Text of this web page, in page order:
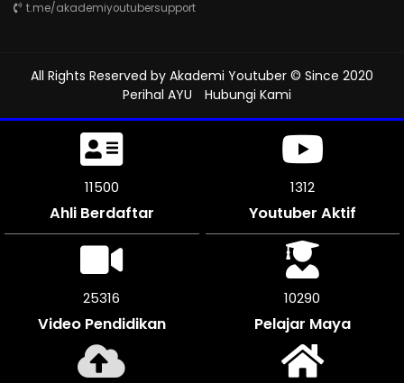
t.me/akademiyoutubersupport
All Rights Reserved by Akademi Youtuber © Since 2020
Perihal AYU
Hubungi Kami
11500
Ahli Berdaftar
1312
Youtuber Aktif
25316
Video Pendidikan
10290
Pelajar Maya